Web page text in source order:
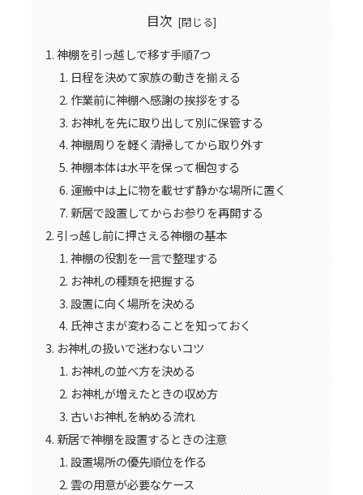
目次
神棚を引っ越しで移す手順7つ
日程を決めて家族の動きを揃える
作業前に神棚へ感謝の挨拶をする
お神札を先に取り出して別に保管する
神棚周りを軽く清掃してから取り外す
神棚本体は水平を保って梱包する
運搬中は上に物を載せず静かな場所に置く
新居で設置してからお参りを再開する
引っ越し前に押さえる神棚の基本
神棚の役割を一言で整理する
お神札の種類を把握する
設置に向く場所を決める
氏神さまが変わることを知っておく
お神札の扱いで迷わないコツ
お神札の並べ方を決める
お神札が増えたときの収め方
古いお神札を納める流れ
新居で神棚を設置するときの注意
設置場所の優先順位を作る
雲の用意が必要なケース